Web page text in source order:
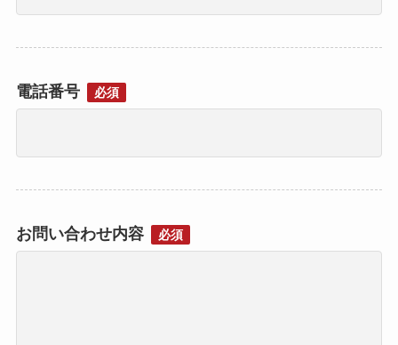
電話番号 必須
お問い合わせ内容 必須